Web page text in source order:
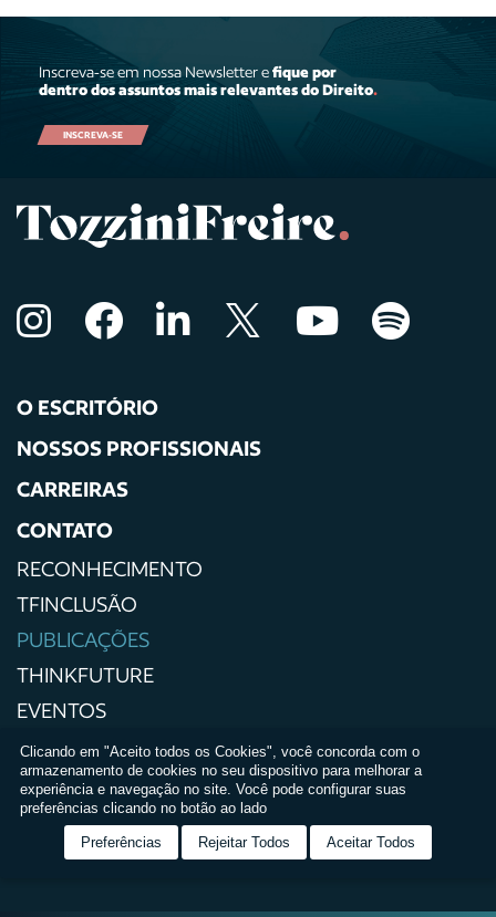
Inscreva-se em nossa Newsletter efique por
dentro dos assuntos mais relevantes do Direito.
INSCREVA-SE
O ESCRITÓRIO
NOSSOS PROFISSIONAIS
CARREIRAS
CONTATO
RECONHECIMENTO
TFINCLUSÃO
PUBLICAÇÕES
THINKFUTURE
EVENTOS
IMPRENSA
POLÍTICAS DE PRIVACIDADE
TERMOS E CONDIÇÕES DE USO
RELATÓRIO DE IGUALDADE SALARIAL
Clicando em "Aceito todos os Cookies", você concorda com o
armazenamento de cookies no seu dispositivo para melhorar a
experiência e navegação no site. Você pode configurar suas
preferências clicando no botão ao lado
Preferências Rejeitar Todos Aceitar Todos